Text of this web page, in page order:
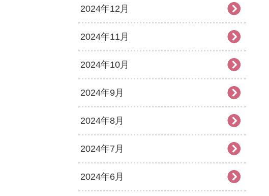
2024年12月
2024年11月
2024年10月
2024年9月
2024年8月
2024年7月
2024年6月